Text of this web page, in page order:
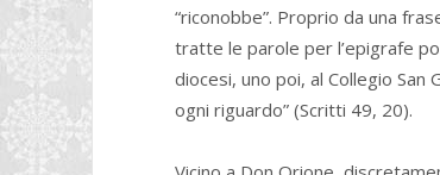
“riconobbe”. Proprio da una
tratte le parole per l’epigrafe
diocesi, uno poi, al Collegio
ogni riguardo” (Scritti 49, 20).